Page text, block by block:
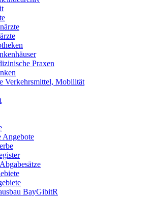
Praxen
Verkehrsmittel, Mobilität
Angebote
BayGibitR